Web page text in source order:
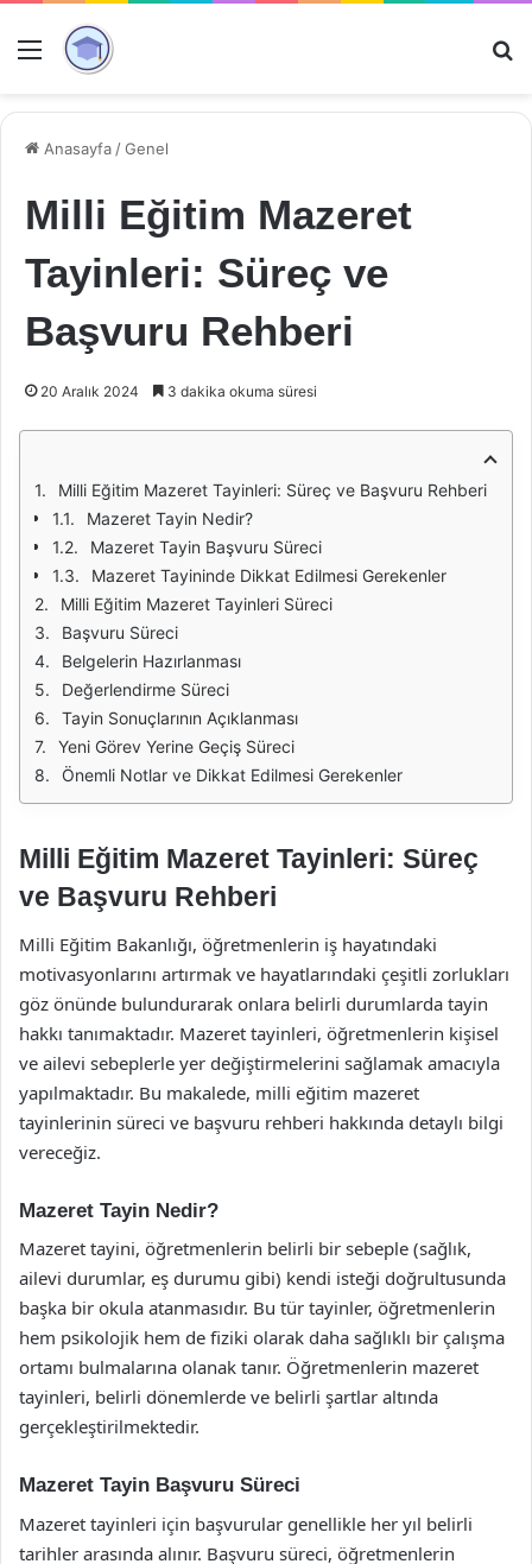
Menü
Anasayfa /Genel
Milli Eğitim Mazeret
Tayinleri: Süreç ve
Başvuru Rehberi
20 Aralık 2024 3 dakika okuma süresi
Milli Eğitim Mazeret Tayinleri: Süreç ve Başvuru Rehberi
Mazeret Tayin Nedir?
Mazeret Tayin Başvuru Süreci
Mazeret Tayininde Dikkat Edilmesi Gerekenler
Milli Eğitim Mazeret Tayinleri Süreci
Başvuru Süreci
Belgelerin Hazırlanması
Değerlendirme Süreci
Tayin Sonuçlarının Açıklanması
Yeni Görev Yerine Geçiş Süreci
Önemli Notlar ve Dikkat Edilmesi Gerekenler
Milli Eğitim Mazeret Tayinleri: Süreç
ve Başvuru Rehberi
Milli Eğitim Bakanlığı, öğretmenlerin iş hayatındaki
motivasyonlarını artırmak ve hayatlarındaki çeşitli zorlukları
göz önünde bulundurarak onlara belirli durumlarda tayin
hakkı tanımaktadır. Mazeret tayinleri, öğretmenlerin kişisel
ve ailevi sebeplerle yer değiştirmelerini sağlamak amacıyla
yapılmaktadır. Bu makalede, milli eğitim mazeret
tayinlerinin süreci ve başvuru rehberi hakkında detaylı bilgi
vereceğiz.
Mazeret Tayin Nedir?
Mazeret tayini, öğretmenlerin belirli bir sebeple (sağlık,
ailevi durumlar, eş durumu gibi) kendi isteği doğrultusunda
başka bir okula atanmasıdır. Bu tür tayinler, öğretmenlerin
hem psikolojik hem de fiziki olarak daha sağlıklı bir çalışma
ortamı bulmalarına olanak tanır. Öğretmenlerin mazeret
tayinleri, belirli dönemlerde ve belirli şartlar altında
gerçekleştirilmektedir.
Mazeret Tayin Başvuru Süreci
Mazeret tayinleri için başvurular genellikle her yıl belirli
tarihler arasında alınır. Başvuru süreci, öğretmenlerin